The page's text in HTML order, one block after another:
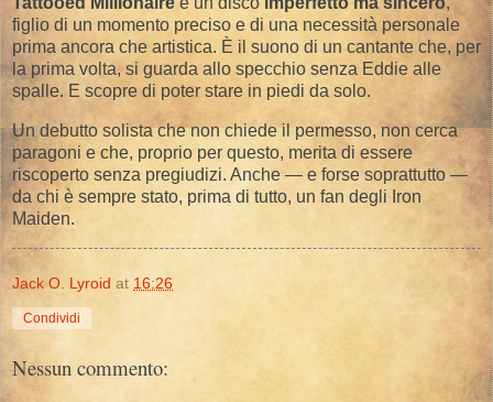
figlio di un momento preciso e di una necessità personale
prima ancora che artistica. È il suono di un cantante che, per
la prima volta, si guarda allo specchio senza Eddie alle
spalle. E scopre di poter stare in piedi da solo.
Un debutto solista che non chiede il permesso, non cerca
paragoni e che, proprio per questo, merita di essere
riscoperto senza pregiudizi. Anche — e forse soprattutto —
da chi è sempre stato, prima di tutto, un fan degli Iron
Maiden.
Jack O. Lyroid at 16:26
Condividi
Nessun commento: